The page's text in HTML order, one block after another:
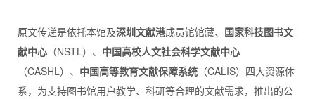
原文传递是依托本馆及深圳文献港成员馆馆藏、 国家科技图书文
献中心（NSTL）、 中国高校人文社会科学文献中心
（CASHL）、 中国高等教育文献保障系统（CALIS）四大资源体
系，为支持图书馆用户教学、科研等合理的文献需求，推出的公